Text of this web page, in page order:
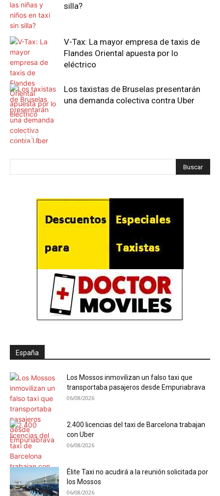
silla?
V-Tax: La mayor empresa de taxis de
Flandes Oriental apuesta por lo
eléctrico
Los taxistas de Bruselas presentarán
una demanda colectiva contra Uber
España
Los Mossos inmovilizan un falso taxi que
transportaba pasajeros desde Empuriabrava
06/08/2026
2.400 licencias del taxi de Barcelona trabajan
con Uber
06/08/2026
Élite Taxi no acudirá a la reunión solicitada por
los Mossos
06/08/2026